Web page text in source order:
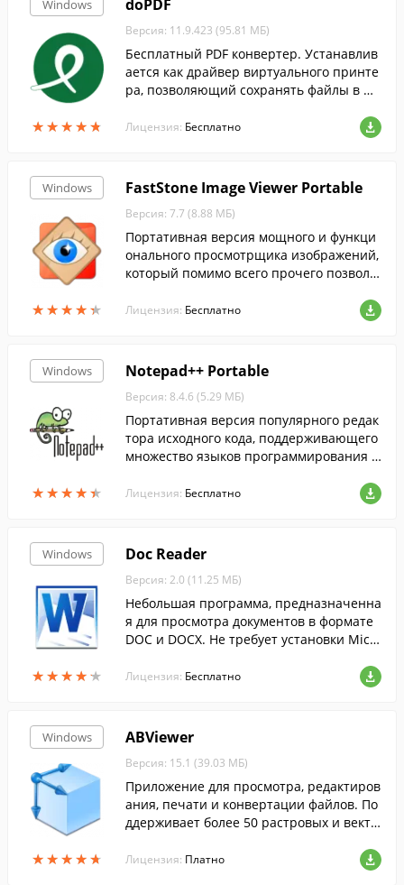
Windows
★★★★★
★★★★★
doPDF
Версия: 11.9.423 (95.81 МБ)
Бесплатный PDF конвертер. Устанавлив
ается как драйвер виртуального принте
ра, позволяющий сохранять файлы в фо
е поддерживает функцию печати.
Лицензия: Бесплатно
Windows
★★★★★
★★★★★
FastStone Image Viewer Portable
Версия: 7.7 (8.88 МБ)
Портативная версия мощного и функци
онального просмотрщика изображений,
который помимо всего прочего позволя
тинки....
Лицензия: Бесплатно
Windows
★★★★★
★★★★★
Notepad++ Portable
Версия: 8.4.6 (5.29 МБ)
Портативная версия популярного редак
тора исходного кода, поддерживающего
множество языков программирования и
Лицензия: Бесплатно
Windows
★★★★★
★★★★★
Doc Reader
Версия: 2.0 (11.25 МБ)
Небольшая программа, предназначенна
я для просмотра документов в формате
DOC и DOCX. Не требует установки Micr
Лицензия: Бесплатно
Windows
★★★★★
★★★★★
ABViewer
Версия: 15.1 (39.03 МБ)
Приложение для просмотра, редактиров
ания, печати и конвертации файлов. По
ддерживает более 50 растровых и векто
WG, DXF, DWF и многих других.
Лицензия: Платно